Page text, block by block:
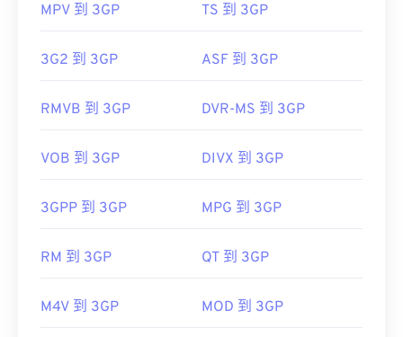
MPV 到 3GP TS 到 3GP
3G2 到 3GP ASF 到 3GP
RMVB 到 3GP DVR-MS 到 3GP
VOB 到 3GP DIVX 到 3GP
3GPP 到 3GP MPG 到 3GP
RM 到 3GP QT 到 3GP
M4V 到 3GP MOD 到 3GP